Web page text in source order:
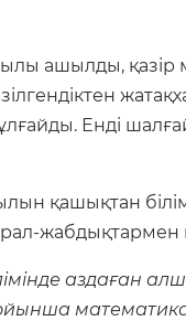
ашылды,
Енді
қашықтан
жабдықтармен
аздаған
математика